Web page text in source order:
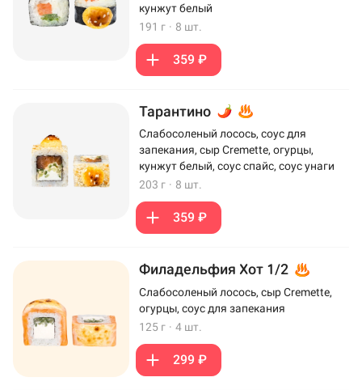
кунжут белый
191 г · 8 шт.
359 ₽
Тарантино
Слабосоленый лосось, соус для
запекания, сыр Cremette, огурцы,
кунжут белый, соус спайс, соус унаги
203 г · 8 шт.
359 ₽
Филадельфия Хот 1/2
Слабосоленый лосось, сыр Cremette,
огурцы, соус для запекания
125 г · 4 шт.
299 ₽